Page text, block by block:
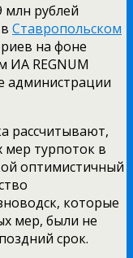
млн рублей
в Ставропольском
на фоне
ИА REGNUM
администрации
рассчитывают,
мер турпоток в
оптимистичный
которые
мер, были не
срок.